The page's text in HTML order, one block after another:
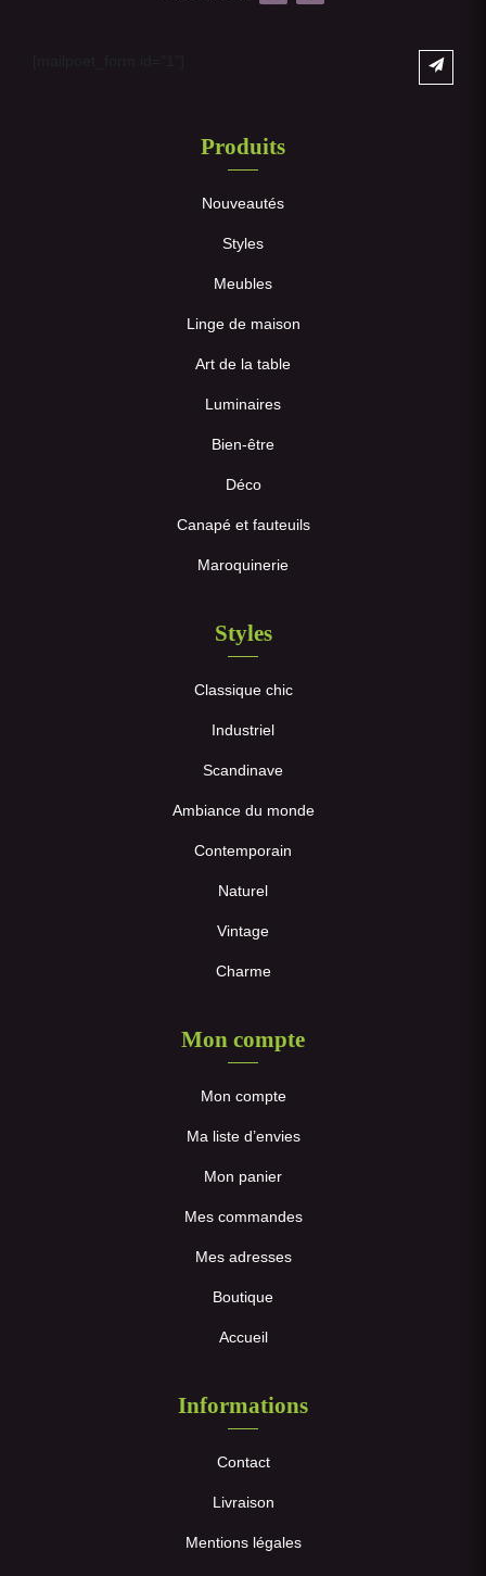
Produits
Nouveautés
Styles
Meubles
Linge de maison
Art de la table
Luminaires
Bien-être
Déco
Canapé et fauteuils
Maroquinerie
Styles
Classique chic
Industriel
Scandinave
Ambiance du monde
Contemporain
Naturel
Vintage
Charme
Mon compte
Mon compte
Ma liste d’envies
Mon panier
Mes commandes
Mes adresses
Boutique
Accueil
Informations
Contact
Livraison
Mentions légales